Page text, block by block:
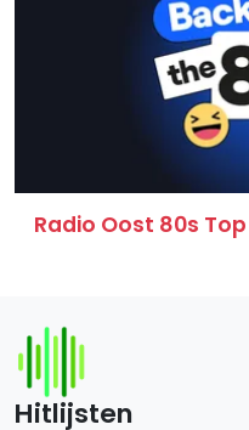
Radio Oost 80s
Hitlijsten